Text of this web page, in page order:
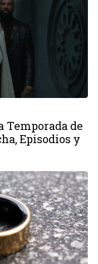
Temporada de
Episodios y